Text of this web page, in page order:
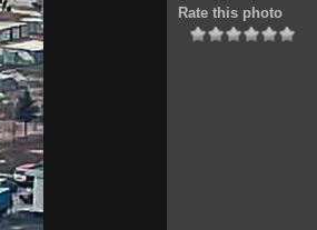
Rate this photo